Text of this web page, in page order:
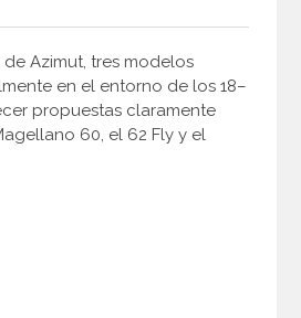
Azimut, tres modelos
en el entorno de los 18–
propuestas claramente
60, el 62 Fly y el